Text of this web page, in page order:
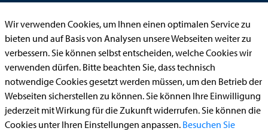
Anhörung online
Aufenthaltserlaubnis
Bauantrag
Begleitetes Fahren ab 17 (Erstantrag)
Führerschein (Umtausch)
Wir verwenden Cookies, um Ihnen einen optimalen Service zu
bieten und auf Basis von Analysen unsere Webseiten weiter zu
verbessern. Sie können selbst entscheiden, welche Cookies wir
verwenden dürfen. Bitte beachten Sie, dass technisch
notwendige Cookies gesetzt werden müssen, um den Betrieb der
Webseiten sicherstellen zu können. Sie können Ihre Einwilligung
jederzeit mit Wirkung für die Zukunft widerrufen. Sie können die
Cookies unter Ihren Einstellungen anpassen. Besuchen Sie